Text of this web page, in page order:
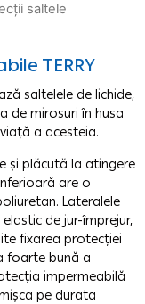
saltele
TERRY
saltelele de lichide,
de mirosuri în husa
a acesteia.
și plăcută la atingere
are o
Lateralele
de jur-împrejur,
fixarea protecției
foarte bună a
impermeabilă
pe durata